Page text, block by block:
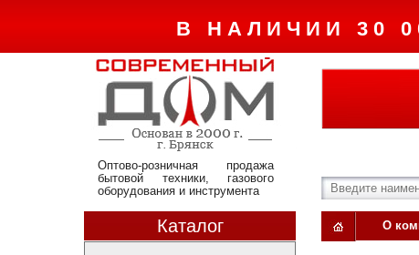
В НАЛИЧИИ 30
Оптово-розничная продажа
бытовой техники, газового
оборудования и инструмента
Каталог О